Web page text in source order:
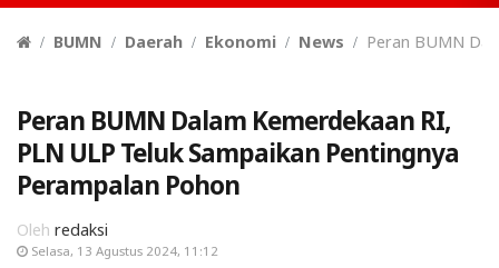
BUMN Daerah Ekonomi News Peran BUMN
Peran BUMN Dalam Kemerdekaan RI,
PLN ULP Teluk Sampaikan Pentingnya
Perampalan Pohon
Oleh redaksi
Selasa, 13 Agustus 2024, 11:12